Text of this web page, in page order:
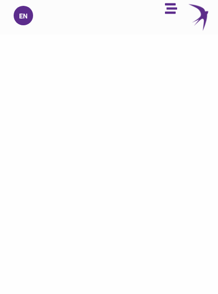
تخطي
المحتوى
EN